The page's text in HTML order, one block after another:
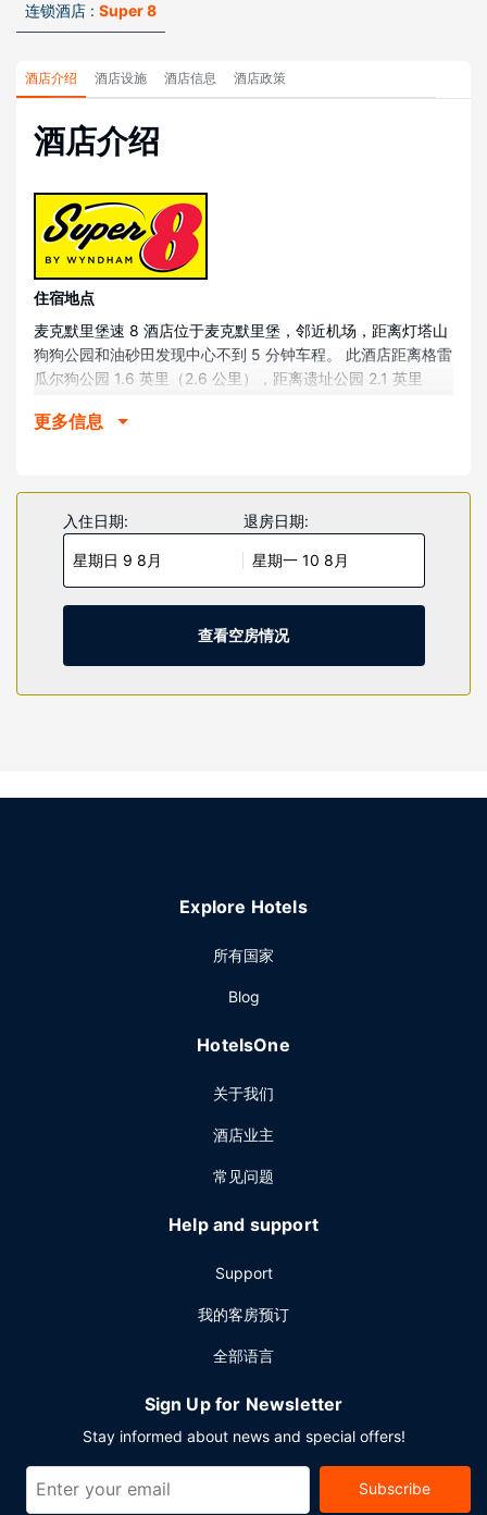
连锁酒店 : Super 8
酒店介绍 酒店设施 酒店信息 酒店政策
酒店介绍
住宿地点
麦克默里堡速 8 酒店位于麦克默里堡，邻近机场，距离灯塔山
狗狗公园和油砂田发现中心不到 5 分钟车程。 此酒店距离格雷
瓜尔狗公园 1.6 英里（2.6 公里），距离遗址公园 2.1 英里
客房
家的舒适。提供免费无线网络，方便您与朋友保持联系；有线
频道可满足您的娱乐需求。配备淋浴/盆浴组合的私人浴室提供
免费洗浴用品和吹风机。便利设施包括书桌和微波炉；而且每
天提供客房服务。
您可充分利用健身中心等度假设施，此外还有免费 WiFi和野餐
更多信息
入住日期:
星期日 9 8月
退房日期:
星期一 10 8月
查看空房情况
Explore Hotels
所有国家
Blog
HotelsOne
关于我们
酒店业主
常见问题
Help and support
Support
我的客房预订
全部语言
Sign Up for Newsletter
Stay informed about news and special offers!
Subscribe